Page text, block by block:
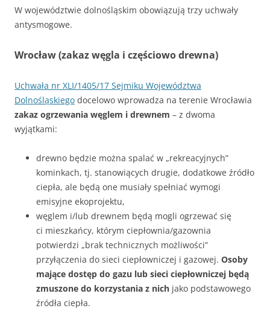
W województwie dolnośląskim obowiązują trzy uchwały
antysmogowe.
Wrocław (zakaz węgla i częściowo drewna)
Uchwała nr XLI/1405/17 Sejmiku Województwa
Dolnośląskiego docelowo wprowadza na terenie Wrocławia
zakaz ogrzewania węglem i drewnem – z dwoma
wyjątkami:
drewno będzie można spalać w „rekreacyjnych”
kominkach, tj. stanowiących drugie, dodatkowe źródło
ciepła, ale będą one musiały spełniać wymogi
emisyjne ekoprojektu,
węglem i/lub drewnem będą mogli ogrzewać się
ci mieszkańcy, którym ciepłownia/gazownia
potwierdzi „brak technicznych możliwości”
przyłączenia do sieci ciepłowniczej i gazowej. Osoby
mające dostęp do gazu lub sieci ciepłowniczej będą
zmuszone do korzystania z nich jako podstawowego
źródła ciepła.